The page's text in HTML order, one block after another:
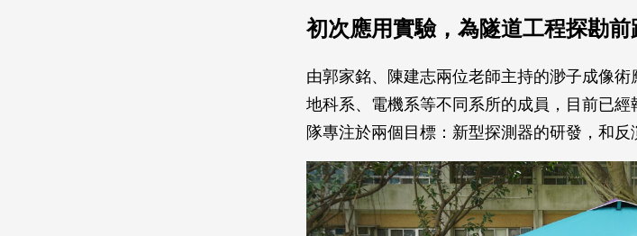
初次應用實驗，為隧道工程探勘前
由郭家銘、陳建志兩位老師主持的渺子成像術
地科系、電機系等不同系所的成員，目前已
隊專注於兩個目標：新型探測器的研發，和反